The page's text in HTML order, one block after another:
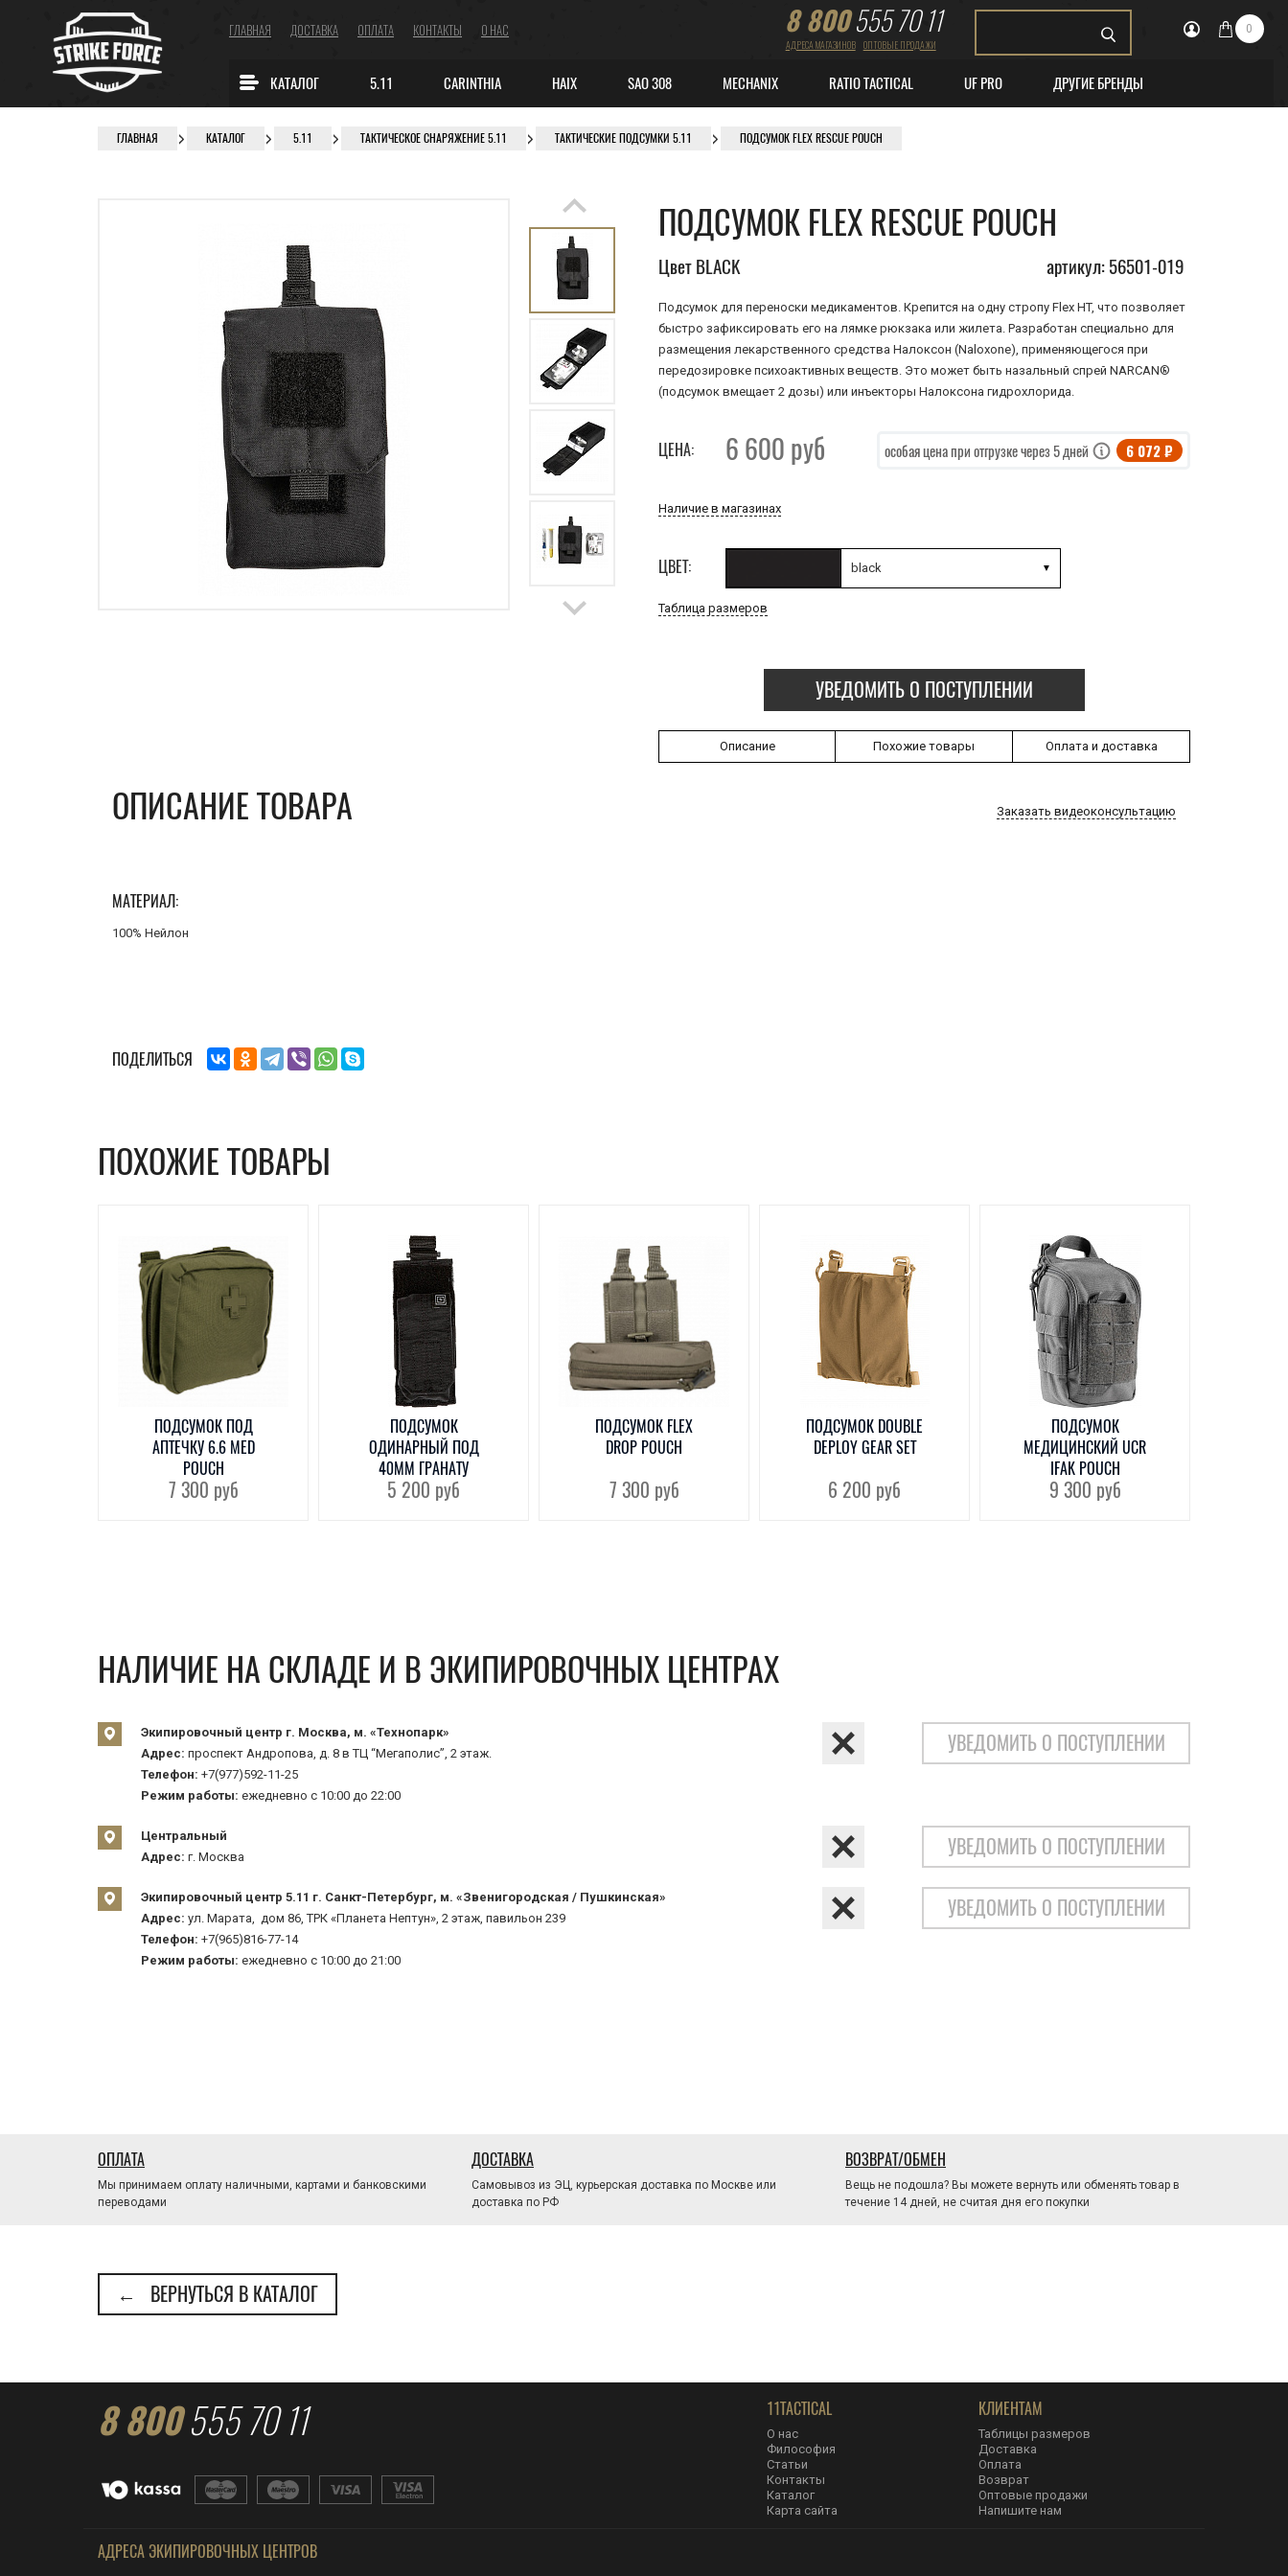
ГЛАВНАЯ ДОСТАВКА ОПЛАТА КОНТАКТЫ О НАС 8 800555 70 11
АДРЕСА МАГАЗИНОВ ОПТОВЫЕ ПРОДАЖИ
0
КАТАЛОГ 5.11 CARINTHIA HAIX SAO 308 MECHANIX RATIO TACTICAL UF PRO ДРУГИЕ БРЕНДЫ
ГЛАВНАЯ КАТАЛОГ 5.11 ТАКТИЧЕСКОЕ СНАРЯЖЕНИЕ 5.11 ТАКТИЧЕСКИЕ ПОДСУМКИ 5.11 ПОДСУМОК FLEX RESCUE POUCH
ПОДСУМОК FLEX RESCUE POUCH
Цвет BLACK артикул: 56501-019
Подсумок для переноски медикаментов. Крепится на одну стропу Flex HT, что позволяет
быстро зафиксировать его на лямке рюкзака или жилета. Разработан специально для
размещения лекарственного средства Налоксон (Naloxone), применяющегося при
передозировке психоактивных веществ. Это может быть назальный спрей NARCAN®
(подсумок вмещает 2 дозы) или инъекторы Налоксона гидрохлорида.
ЦЕНА: 6 600 руб особая цена при отгрузке через 5 дней 6 072 ₽
Наличие в магазинах
ЦВЕТ: black
Таблица размеров
УВЕДОМИТЬ О ПОСТУПЛЕНИИ
Описание Похожие товары Оплата и доставка
Заказать видеоконсультацию
ОПИСАНИЕ ТОВАРА
МАТЕРИАЛ:
100% Нейлон
ПОДЕЛИТЬСЯ
ПОХОЖИЕ ТОВАРЫ
ПОДСУМОК ПОД
АПТЕЧКУ 6.6 MED
POUCH
7 300 руб
ПОДСУМОК
ОДИНАРНЫЙ ПОД
40ММ ГРАНАТУ
5 200 руб
ПОДСУМОК FLEX
DROP POUCH
7 300 руб
ПОДСУМОК DOUBLE
DEPLOY GEAR SET
6 200 руб
ПОДСУМОК
МЕДИЦИНСКИЙ UCR
IFAK POUCH
9 300 руб
НАЛИЧИЕ НА СКЛАДЕ И В ЭКИПИРОВОЧНЫХ ЦЕНТРАХ
Экипировочный центр г. Москва, м. «Технопарк»
Адрес: проспект Андропова, д. 8 в ТЦ “Мегаполис”, 2 этаж.
Телефон: +7(977)592-11-25
Режим работы: ежедневно с 10:00 до 22:00
УВЕДОМИТЬ О ПОСТУПЛЕНИИ
Центральный
Адрес: г. Москва УВЕДОМИТЬ О ПОСТУПЛЕНИИ
Экипировочный центр 5.11 г. Санкт-Петербург, м. «Звенигородская / Пушкинская»
Адрес: ул. Марата, дом 86, ТРК «Планета Нептун», 2 этаж, павильон 239
Телефон: +7(965)816-77-14
Режим работы: ежедневно с 10:00 до 21:00
УВЕДОМИТЬ О ПОСТУПЛЕНИИ
ОПЛАТА
Мы принимаем оплату наличными, картами и банковскими
переводами
ДОСТАВКА
Самовывоз из ЭЦ, курьерская доставка по Москве или
доставка по РФ
ВОЗВРАТ/ОБМЕН
Вещь не подошла? Вы можете вернуть или обменять товар в
течение 14 дней, не считая дня его покупки
← ВЕРНУТЬСЯ В КАТАЛОГ
8 800555 70 11 11TACTICAL
О нас
Философия
Статьи
Контакты
Каталог
Карта сайта
КЛИЕНТАМ
Таблицы размеров
Доставка
Оплата
Возврат
Оптовые продажи
Напишите нам
АДРЕСА ЭКИПИРОВОЧНЫХ ЦЕНТРОВ